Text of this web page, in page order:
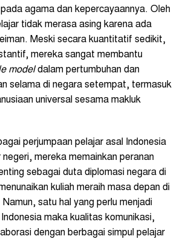
agama dan kepercayaannya. Oleh
tidak merasa asing karena ada
Meski secara kuantitatif sedikit,
mereka sangat membantu
modeldalam pertumbuhan dan
selama di negara setempat, termasuk
universal sesama makluk
perjumpaan pelajar asal Indonesia
mereka memainkan peranan
sebagai duta diplomasi negara di
kuliah meraih masa depan di
satu hal yang perlu menjadi
maka kualitas komunikasi,
dengan berbagai simpul pelajar